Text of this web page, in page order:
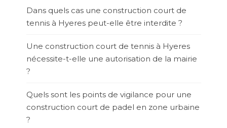
Dans quels cas une construction court de
tennis à Hyeres peut-elle être interdite ?
Une construction court de tennis à Hyeres
nécessite-t-elle une autorisation de la mairie
?
Quels sont les points de vigilance pour une
construction court de padel en zone urbaine
?